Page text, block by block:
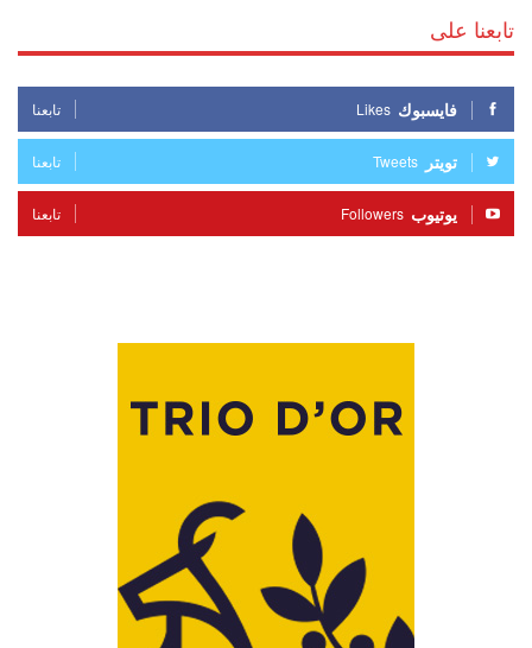
تابعنا على
فايسبوك Likes تابعنا
تويتر Tweets تابعنا
يوتيوب Followers تابعنا